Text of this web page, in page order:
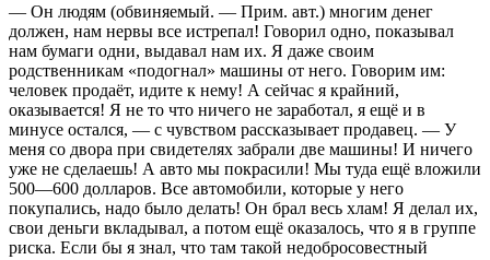
— Он людям (обвиняемый. — Прим. авт.) многим денег
должен, нам нервы все истрепал! Говорил одно, показывал
нам бумаги одни, выдавал нам их. Я даже своим
родственникам «подогнал» машины от него. Говорим им:
человек продаёт, идите к нему! А сейчас я крайний,
оказывается! Я не то что ничего не заработал, я ещё и в
минусе остался, — с чувством рассказывает продавец. — У
меня со двора при свидетелях забрали две машины! И ничего
уже не сделаешь! А авто мы покрасили! Мы туда ещё вложили
500—600 долларов. Все автомобили, которые у него
покупались, надо было делать! Он брал весь хлам! Я делал их,
свои деньги вкладывал, а потом ещё оказалось, что я в группе
риска. Если бы я знал, что там такой недобросовестный